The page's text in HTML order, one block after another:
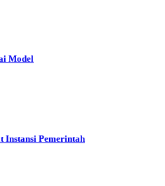
Model
Instansi Pemerintah